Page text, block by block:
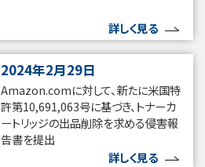
詳しく見る
2024年2月29日
Amazon.comに対して、新たに米国特
許第10,691,063号に基づき、トナーカ
ートリッジの出品削除を求める侵害報
告書を提出
詳しく見る